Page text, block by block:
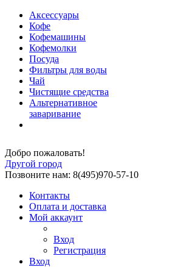
Аксессуары
Кофе
Кофемашины
Кофемолки
Посуда
Фильтры для воды
Чай
Чистящие средства
Альтернативное
заваривание
Добро пожаловать!
Другой город
Позвоните нам: 8(495)970-57-10
Контакты
Оплата и доставка
Мой аккаунт
Вход
Регистрация
Вход